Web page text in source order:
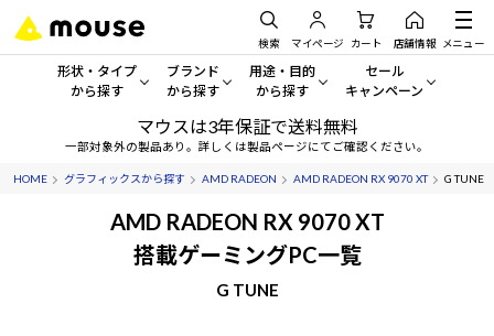
検索 マイページ カート 店舗情報 メニュー
形状・タイプ
から探す
形状・タイプから探す をすべてみる
デスクトップPC
ブランド
から探す
mouse
G TUNE
用途・目的
から探す
一般向けパソコン
ゲーミングPC・ゲーム向けパソコン
ビジネス向けパソコン
セール
キャンペーン
セール・キャンペー
期間限定セール
アウトレットパソコン
マウスは3年保証で送料無料
一部対象外の製品あり。詳しくは製品ページにてご確認ください。
HOME グラフィックスから探す AMD RADEON AMD RADEON RX 9070 XT G TUNE
AMD RADEON RX 9070 XT
搭載ゲーミングPC一覧
G TUNE